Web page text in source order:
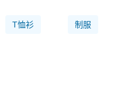
T恤衫 制服